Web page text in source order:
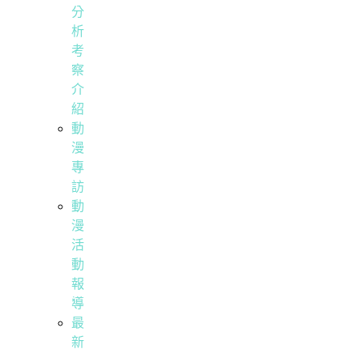
分
析
考
察
介
紹
動
漫
專
訪
動
漫
活
動
報
導
最
新